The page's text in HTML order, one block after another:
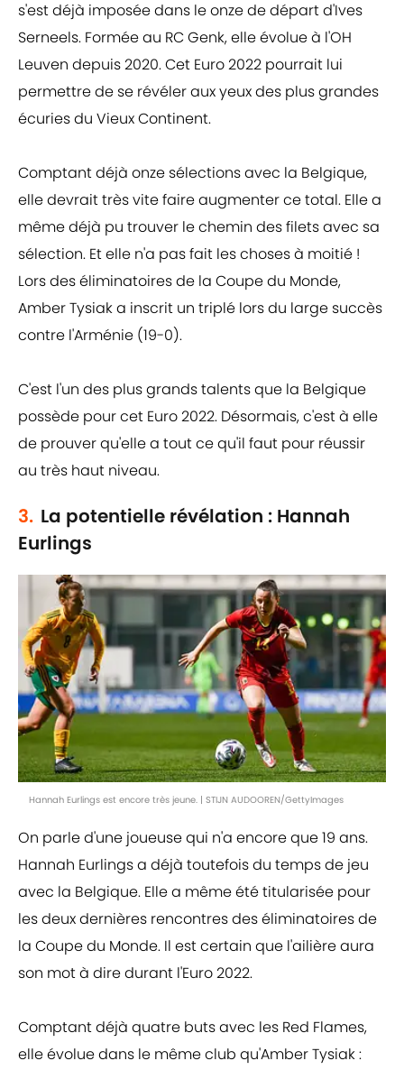
s'est déjà imposée dans le onze de départ d'Ives
Serneels. Formée au RC Genk, elle évolue à l'OH
Leuven depuis 2020. Cet Euro 2022 pourrait lui
permettre de se révéler aux yeux des plus grandes
écuries du Vieux Continent.
Comptant déjà onze sélections avec la Belgique,
elle devrait très vite faire augmenter ce total. Elle a
même déjà pu trouver le chemin des filets avec sa
sélection. Et elle n'a pas fait les choses à moitié !
Lors des éliminatoires de la Coupe du Monde,
Amber Tysiak a inscrit un triplé lors du large succès
contre l'Arménie (19-0).
C'est l'un des plus grands talents que la Belgique
possède pour cet Euro 2022. Désormais, c'est à elle
de prouver qu'elle a tout ce qu'il faut pour réussir
au très haut niveau.
3. La potentielle révélation : Hannah
Eurlings
Hannah Eurlings est encore très jeune. | STIJN AUDOOREN/GettyImages
On parle d'une joueuse qui n'a encore que 19 ans.
Hannah Eurlings a déjà toutefois du temps de jeu
avec la Belgique. Elle a même été titularisée pour
les deux dernières rencontres des éliminatoires de
la Coupe du Monde. Il est certain que l'ailière aura
son mot à dire durant l'Euro 2022.
Comptant déjà quatre buts avec les Red Flames,
elle évolue dans le même club qu'Amber Tysiak :